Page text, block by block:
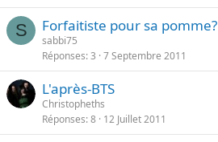
S Forfaitiste pour sa pomme?
sabbi75
Réponses 3 7 Septembre 2011
L'après-BTS
Christopheths
Réponses 8 12 Juillet 2011